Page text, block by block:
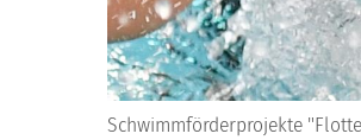
Schwimmförderprojekte